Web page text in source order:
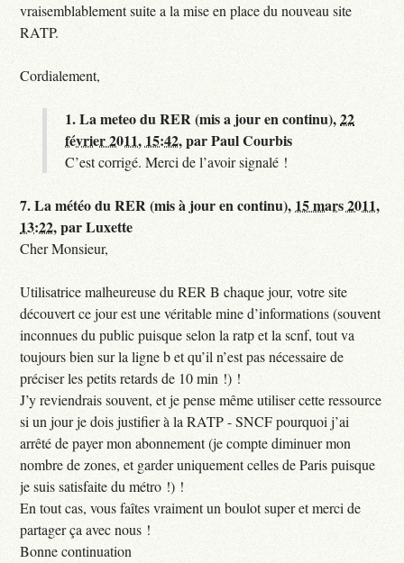
vraisemblablement suite a la mise en place du nouveau site
RATP.
Cordialement,
1.La meteo du RER (mis a jour en continu),22
février 2011, 15:42,parPaul Courbis
C’est corrigé. Merci de l’avoir signalé !
7.La météo du RER (mis à jour en continu), 15 mars 2011,
13:22,parLuxette
Cher Monsieur,
Utilisatrice malheureuse du RER B chaque jour, votre site
découvert ce jour est une véritable mine d’informations (souvent
inconnues du public puisque selon la ratp et la scnf, tout va
toujours bien sur la ligne b et qu’il n’est pas nécessaire de
préciser les petits retards de 10 min !) !
J’y reviendrais souvent, et je pense même utiliser cette ressource
si un jour je dois justifier à la RATP - SNCF pourquoi j’ai
arrêté de payer mon abonnement (je compte diminuer mon
nombre de zones, et garder uniquement celles de Paris puisque
je suis satisfaite du métro !) !
En tout cas, vous faîtes vraiment un boulot super et merci de
partager ça avec nous !
Bonne continuation